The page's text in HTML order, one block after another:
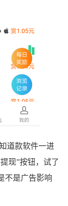
道款软件一进
现”按钮，试了
不是广告影响